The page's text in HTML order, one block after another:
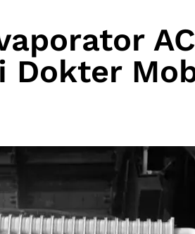
Dokter